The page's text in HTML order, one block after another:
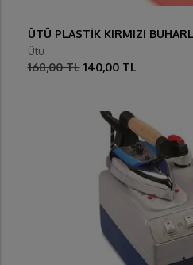
ÜTÜ PLASTİK KIRMIZI
Ütü
168,00 TL 140,00 TL